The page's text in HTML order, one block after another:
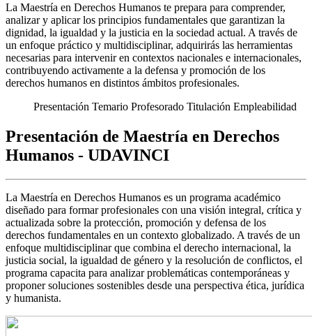
La Maestría en Derechos Humanos te prepara para comprender,
analizar y aplicar los principios fundamentales que garantizan la
dignidad, la igualdad y la justicia en la sociedad actual. A través de
un enfoque práctico y multidisciplinar, adquirirás las herramientas
necesarias para intervenir en contextos nacionales e internacionales,
contribuyendo activamente a la defensa y promoción de los
derechos humanos en distintos ámbitos profesionales.
Presentación Temario Profesorado Titulación Empleabilidad
Presentación de Maestría en Derechos
Humanos - UDAVINCI
La Maestría en Derechos Humanos es un programa académico
diseñado para formar profesionales con una visión integral, crítica y
actualizada sobre la protección, promoción y defensa de los
derechos fundamentales en un contexto globalizado. A través de un
enfoque multidisciplinar que combina el derecho internacional, la
justicia social, la igualdad de género y la resolución de conflictos, el
programa capacita para analizar problemáticas contemporáneas y
proponer soluciones sostenibles desde una perspectiva ética, jurídica
y humanista.